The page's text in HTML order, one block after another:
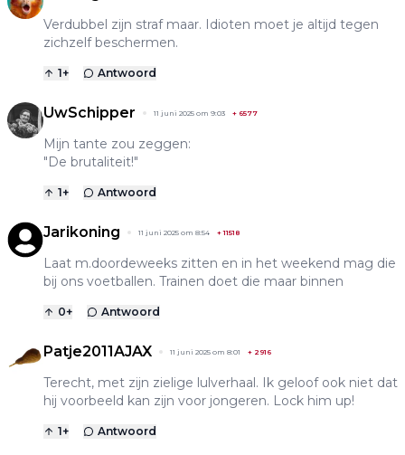
Verdubbel zijn straf maar. Idioten moet je altijd tegen
zichzelf beschermen.
1+ Antwoord
UwSchipper 11 juni 2025 om 9:03 + 6577
Mijn tante zou zeggen:
"De brutaliteit!"
1+ Antwoord
Jarikoning 11 juni 2025 om 8:54 +11518
Laat m.doordeweeks zitten en in het weekend mag die
bij ons voetballen. Trainen doet die maar binnen
0+ Antwoord
Patje2011AJAX 11 juni 2025 om 8:01 + 2916
Terecht, met zijn zielige lulverhaal. Ik geloof ook niet dat
hij voorbeeld kan zijn voor jongeren. Lock him up!
1+ Antwoord